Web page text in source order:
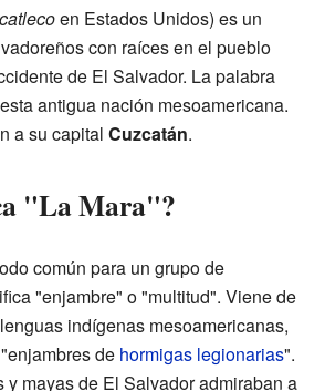
en Estados Unidos) es un
con raíces en el pueblo
de El Salvador. La palabra
antigua nación mesoamericana.
a su capital Cuzcatán.
"La Mara"?
común para un grupo de
"enjambre" o "multitud". Viene de
indígenas mesoamericanas,
de hormigas legionarias".
y mayas de El Salvador admiraban a